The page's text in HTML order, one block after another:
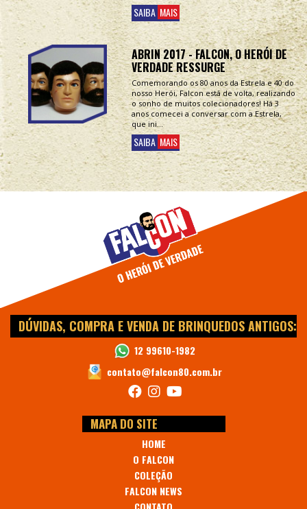
SAIBA MAIS
ABRIN 2017 - FALCON, O HERÓI DE
VERDADE RESSURGE
Comemorando os 80 anos da Estrela e 40 do
nosso Herói, Falcon está de volta, realizando
o sonho de muitos colecionadores! Há 3
anos comecei a conversar com a Estrela,
que ini...
SAIBA MAIS
DÚVIDAS, COMPRA E VENDA DE BRINQUEDOS ANTIGOS:
12 99610-1982
contato@falcon80.com.br
MAPA DO SITE
HOME
O FALCON
COLEÇÃO
FALCON NEWS